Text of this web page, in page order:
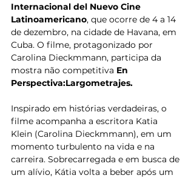
Internacional del Nuevo Cine
Latinoamericano, que ocorre de 4 a 14
de dezembro, na cidade de Havana, em
Cuba. O filme, protagonizado por
Carolina Dieckmmann, participa da
mostra não competitiva En
Perspectiva:Largometrajes.
Inspirado em histórias verdadeiras, o
filme acompanha a escritora Katia
Klein (Carolina Dieckmmann), em um
momento turbulento na vida e na
carreira. Sobrecarregada e em busca de
um alívio, Kátia volta a beber após um